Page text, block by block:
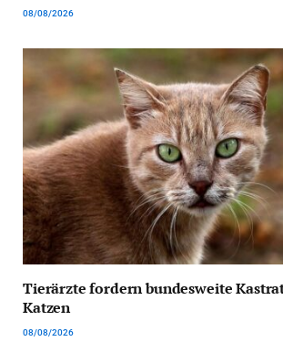
08/08/2026
Tierärzte fordern bundesweite
Katzen
08/08/2026